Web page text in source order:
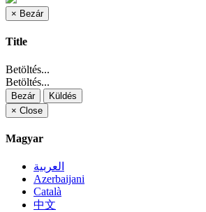
× Bezár
Title
Betöltés...
Betöltés...
Bezár
Küldés
× Close
Magyar
العربية
Azerbaijani
Català
中文